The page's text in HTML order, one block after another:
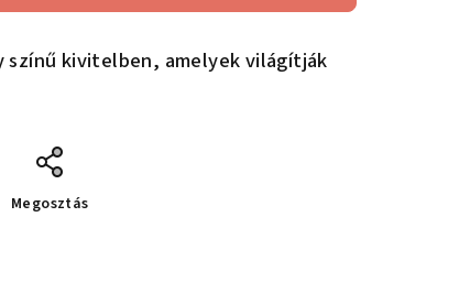
színű kivitelben, amelyek világítják
Megosztás